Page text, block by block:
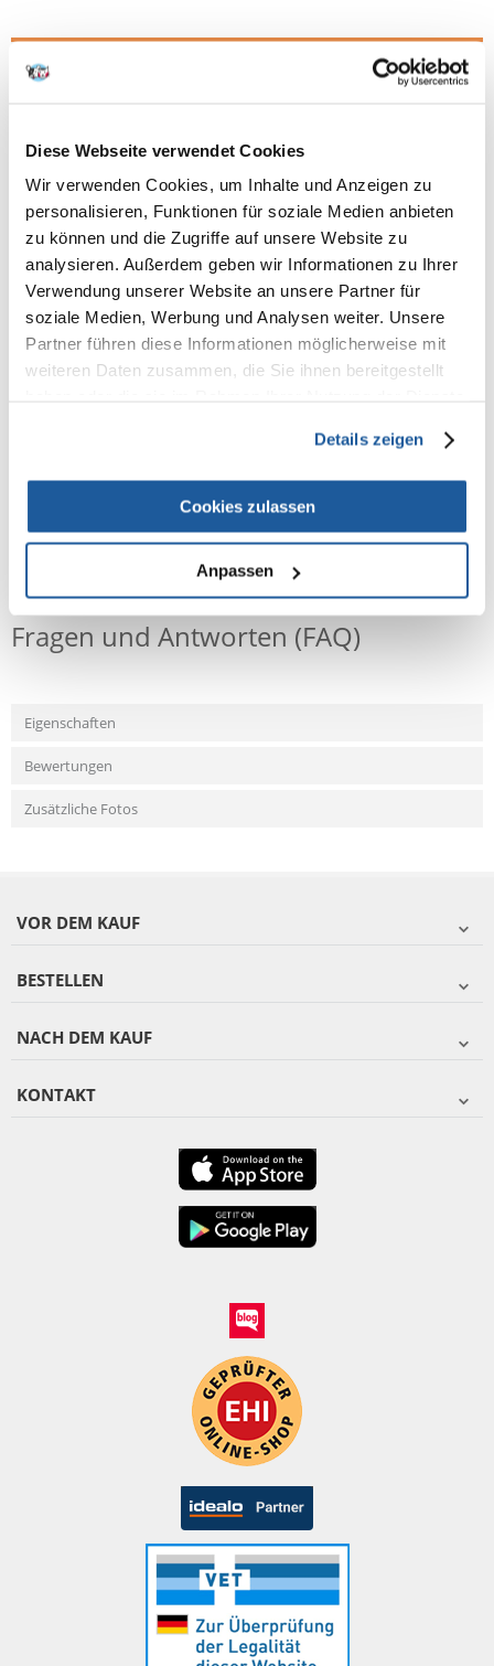
Diese Webseite verwendet Cookies
Wir verwenden Cookies, um Inhalte und Anzeigen zu
personalisieren, Funktionen für soziale Medien anbieten
zu können und die Zugriffe auf unsere Website zu
analysieren. Außerdem geben wir Informationen zu Ihrer
Verwendung unserer Website an unsere Partner für
soziale Medien, Werbung und Analysen weiter. Unsere
Partner führen diese Informationen möglicherweise mit
weiteren Daten zusammen, die Sie ihnen bereitgestellt
Details zeigen
Cookies zulassen
Anpassen
Produktbeschreibung
Pocket-Format (besonders leicht)
Produktgewicht: ca. 110 g
Komfortables Bremssystem
Es gibt Momente, da reicht ein Bruchteil von einer Sekunde, um alles auf
den Kopf zu stellen. Gut, wenn man sich auf ein Bremssystem verlassen
kann, das nicht nur intuitiv zu bedienen ist, sondern auch im Bruchteil
einer Sekunde stoppt.
Gurtauslauf
Fragen und Antworten (FAQ)
Eigenschaften
Bewertungen
Zusätzliche Fotos
VOR DEM KAUF
BESTELLEN
NACH DEM KAUF
KONTAKT